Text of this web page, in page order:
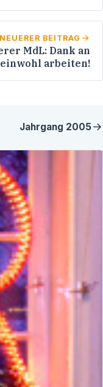
NEUERER BEITRAG
MdL: Dank an
arbeiten!
Jahrgang 2005